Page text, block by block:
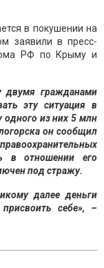
в покушении на
заявили в пресс-
РФ по Крыму и
двумя гражданами
эту ситуация в
одного из них 5 млн
он сообщил
в отношении его
под стражу.
далее деньги
себе», –